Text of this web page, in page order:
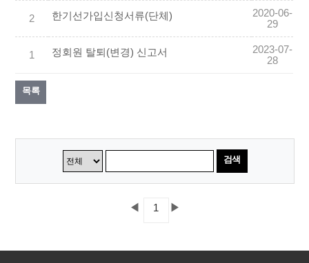
2 한기선가입신청서류(단체)
2020-06-
29
1 정회원 탈퇴(변경) 신고서
2023-07-
28
목록
검색
◀ 1 ▶